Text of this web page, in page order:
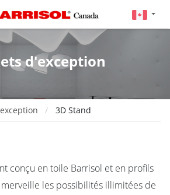
d'exception
3D Stand
conçu en toile Barrisol et en profils
les possibilités illimitées de